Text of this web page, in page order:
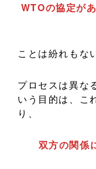
WTOの協定が
ことは紛れもな
プロセスは異な
いう目的は、こ
り、
双方の関係